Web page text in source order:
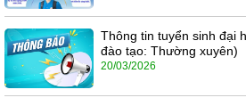
Thông tin tuyển sinh đại
đào tạo: Thường xuyên)
20/03/2026